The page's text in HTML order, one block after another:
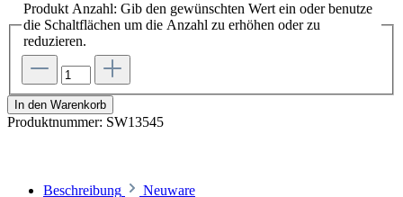
Produkt Anzahl: Gib den gewünschten Wert ein oder benutze
die Schaltflächen um die Anzahl zu erhöhen oder zu
reduzieren.
In den Warenkorb
Produktnummer: SW13545
Beschreibung Neuware